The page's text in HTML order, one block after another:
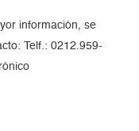
información, se
Telf.: 0212.959-